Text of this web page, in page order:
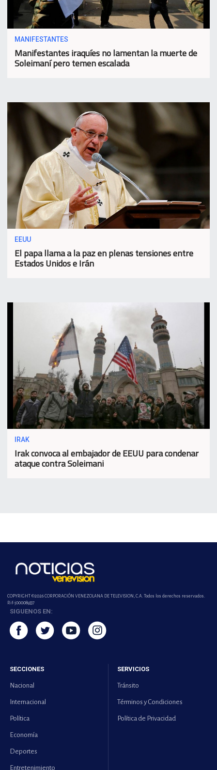
MANIFESTANTES
Manifestantes iraquíes no lamentan la muerte de
Soleimaní pero temen escalada
EEUU
El papa llama a la paz en plenas tensiones entre
Estados Unidos e Irán
IRAK
Irak convoca al embajador de EEUU para condenar
ataque contra Soleimani
COPYRIGHT ©2026 CORPORACIÓN VENEZOLANA DE TELEVISION, C.A. Todos los derechos reservados.
Rif-j000089337
SIGUENOS EN:
SECCIONES
Nacional
Internacional
Política
Economía
Deportes
Entretenimiento
SERVICIOS
Tránsito
Términos y Condiciones
Política de Privacidad